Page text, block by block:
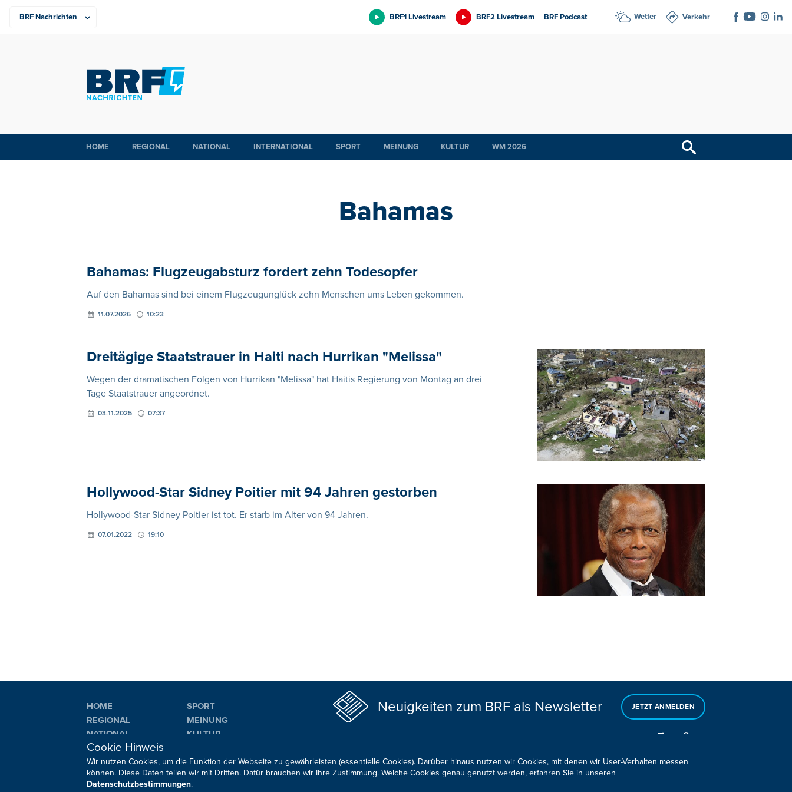
BRF1 Livestream BRF2 Livestream BRF Podcast Wetter Verkehr
HOME REGIONAL NATIONAL INTERNATIONAL SPORT MEINUNG KULTUR WM 2026
Bahamas
Bahamas: Flugzeugabsturz fordert zehn Todesopfer
Auf den Bahamas sind bei einem Flugzeugunglück zehn Menschen ums Leben gekommen.
11.07.2026 10:23
Dreitägige Staatstrauer in Haiti nach Hurrikan "Melissa"
Wegen der dramatischen Folgen von Hurrikan "Melissa" hat Haitis Regierung von Montag an drei
Tage Staatstrauer angeordnet.
03.11.2025 07:37
Hollywood-Star Sidney Poitier mit 94 Jahren gestorben
Hollywood-Star Sidney Poitier ist tot. Er starb im Alter von 94 Jahren.
07.01.2022 19:10
HOME
REGIONAL
NATIONAL
INTERNATIONAL
SPORT
MEINUNG
KULTUR
Neuigkeiten zum BRF als Newsletter JETZT ANMELDEN
Sie haben noch Fragen oder Anmerkungen?
Cookie Hinweis
Wir nutzen Cookies, um die Funktion der Webseite zu gewährleisten (essentielle Cookies). Darüber hinaus nutzen wir Cookies, mit denen wir User-Verhalten messen
können. Diese Daten teilen wir mit Dritten. Dafür brauchen wir Ihre Zustimmung. Welche Cookies genau genutzt werden, erfahren Sie in unseren
Datenschutzbestimmungen.